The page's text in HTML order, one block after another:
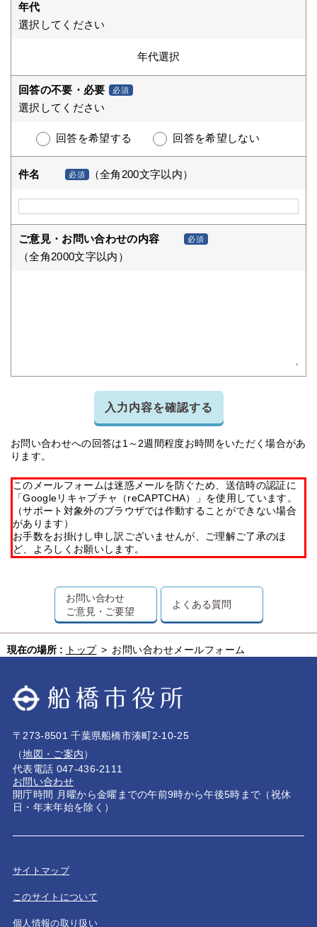
年代
選択してください
回答の不要・必要 必須
選択してください
回答を希望する 回答を希望しない
件名 必須 （全角200文字以内）
ご意見・お問い合わせの内容 必須
（全角2000文字以内）
入力内容を確認する
お問い合わせへの回答は1～2週間程度お時間をいただく場合があ
ります。
このメールフォームは迷惑メールを防ぐため、送信時の認証に
「Googleリキャプチャ（reCAPTCHA）」を使用しています。
（サポート対象外のブラウザでは作動することができない場合
があります）
お手数をお掛けし申し訳ございませんが、ご理解ご了承のほ
ど、よろしくお願いします。
お問い合わせ
ご意見・ご要望
よくある質問
現在の場所 : トップ > お問い合わせメールフォーム
〒273-8501 千葉県船橋市湊町2-10-25
（地図・ご案内）
代表電話 047-436-2111
お問い合わせ
開庁時間 月曜から金曜までの午前9時から午後5時まで（祝休
日・年末年始を除く）
サイトマップ
このサイトについて
個人情報の取り扱い